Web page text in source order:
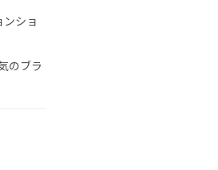
ショ
のブラ